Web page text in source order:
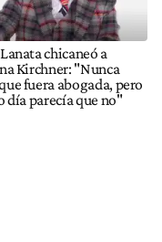
chicaneó a
Kirchner: "Nunca
fuera abogada, pero
día parecía que no"